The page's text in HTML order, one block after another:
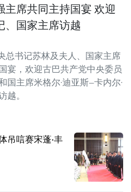
主席共同主持国宴 欢迎
、国家主席访越
总书记苏林及夫人、国家主席
宴，欢迎古巴共产党中央委员
国主席米格尔·迪亚斯—卡内尔·
越。
吊唁赛宋蓬·丰